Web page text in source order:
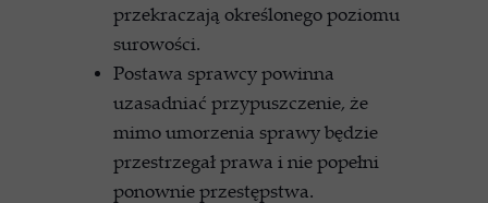
przekraczają określonego poziomu
surowości.
Postawa sprawcy powinna
uzasadniać przypuszczenie, że
mimo umorzenia sprawy będzie
przestrzegał prawa i nie popełni
ponownie przestępstwa.